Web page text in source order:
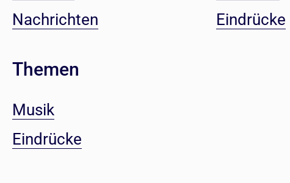
Nachrichten
Themen
Musik
Eindrücke
Eindrücke